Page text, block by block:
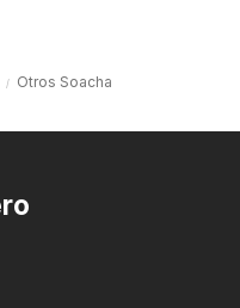
Otros Soacha